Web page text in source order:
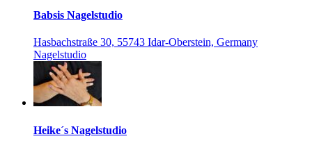
Babsis Nagelstudio
Hasbachstraße 30, 55743 Idar-Oberstein, Germany
Nagelstudio
Heike´s Nagelstudio